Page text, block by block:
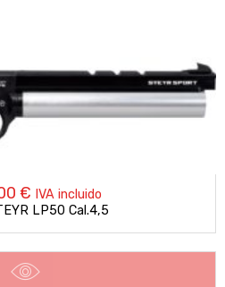
€ IVA incluido
LP50 Cal.4,5